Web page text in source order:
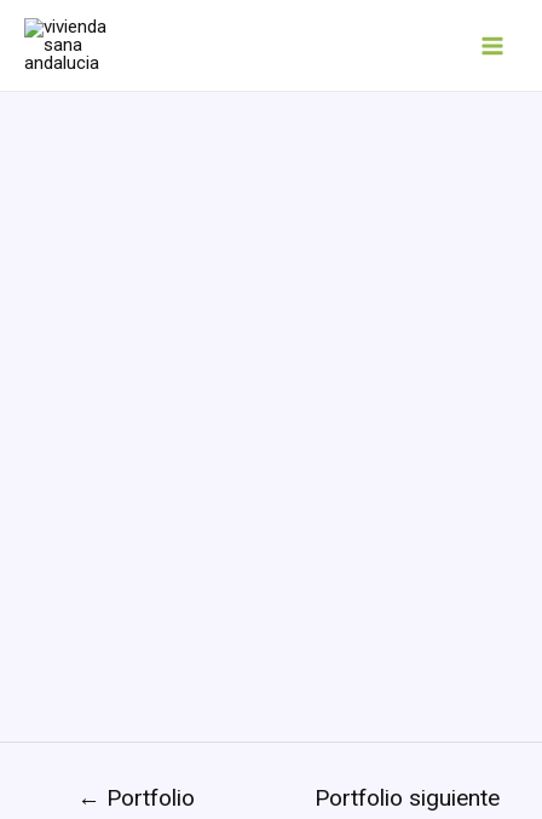
← Portfolio
Portfolio siguiente